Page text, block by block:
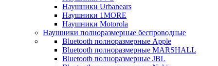
Наушники Urbanears
Наушники 1MORE
Наушники Motorola
Наушники полноразмерные беспроводные
Bluetooth полноразмерные Apple
Bluetooth полноразмерные MARSHALL
Bluetooth полноразмерные JBL